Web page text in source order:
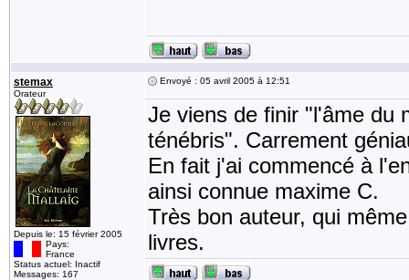
stemax
Orateur
Depuis le: 15 février 2005
Pays:
France
Status actuel: Inactif
Messages: 167
Envoyé : 05 avril 2005 à 12:51
Je viens de finir "l'âme du
ténébris". Carrement
En fait j'ai commencé à
ainsi connue maxime C.
Très bon auteur, qui
livres.